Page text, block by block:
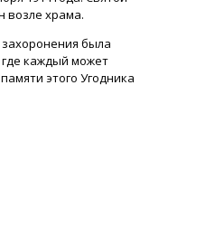
возле храма.
захоронения была
каждый может
этого Угодника